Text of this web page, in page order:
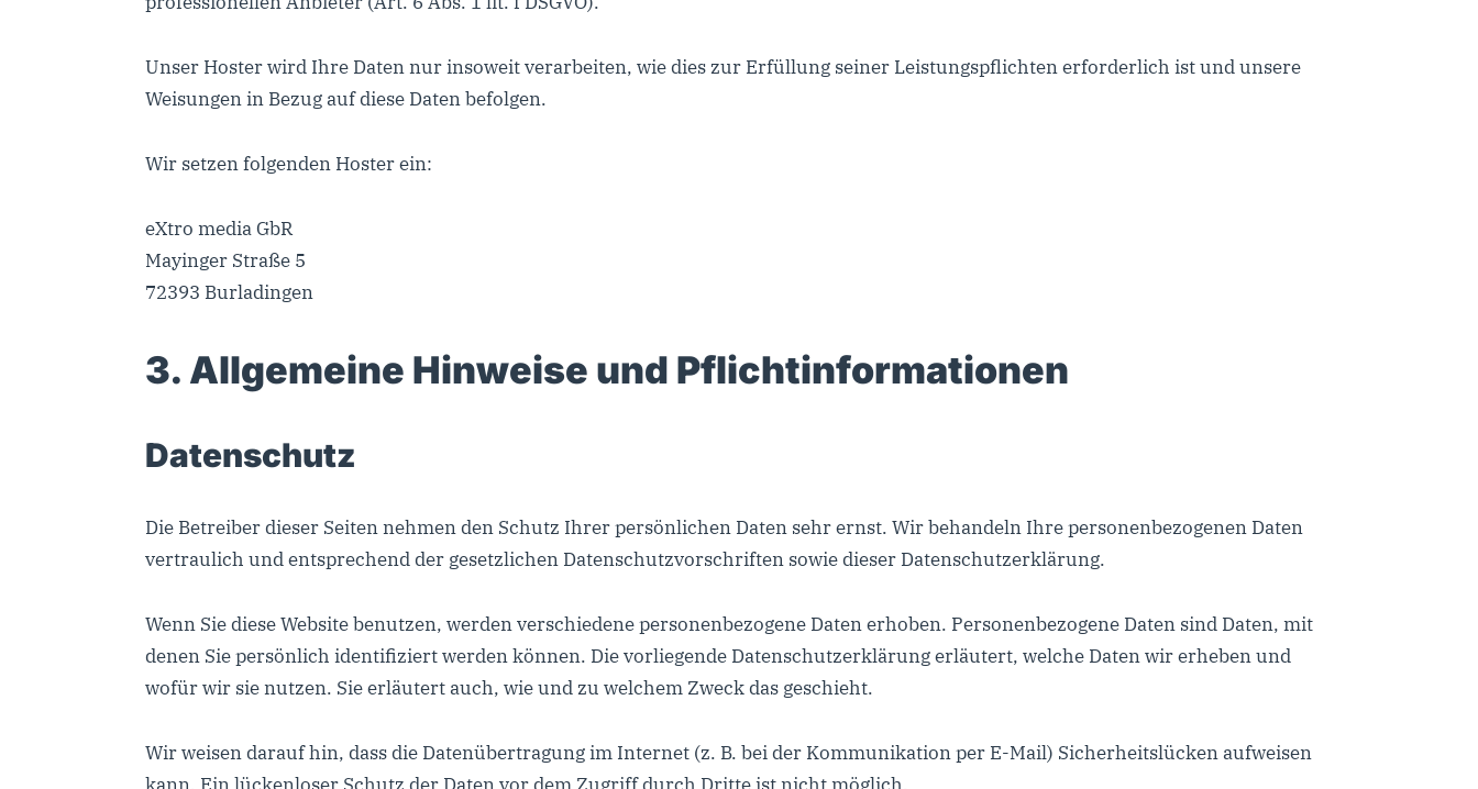
Unser Hoster wird Ihre Daten nur insoweit verarbeiten, wie dies zur Erfüllung seiner Leistungspflichten erforderlich ist und unsere
Weisungen in Bezug auf diese Daten befolgen.
Wir setzen folgenden Hoster ein:
eXtro media GbR
Mayinger Straße 5
72393 Burladingen
3. Allgemeine Hinweise und Pflicht­informationen
Datenschutz
Die Betreiber dieser Seiten nehmen den Schutz Ihrer persönlichen Daten sehr ernst. Wir behandeln Ihre personenbezogenen Daten
vertraulich und entsprechend der gesetzlichen Datenschutzvorschriften sowie dieser Datenschutzerklärung.
Wenn Sie diese Website benutzen, werden verschiedene personenbezogene Daten erhoben. Personenbezogene Daten sind Daten, mit
denen Sie persönlich identifiziert werden können. Die vorliegende Datenschutzerklärung erläutert, welche Daten wir erheben und
wofür wir sie nutzen. Sie erläutert auch, wie und zu welchem Zweck das geschieht.
Wir weisen darauf hin, dass die Datenübertragung im Internet (z. B. bei der Kommunikation per E-Mail) Sicherheitslücken aufweisen